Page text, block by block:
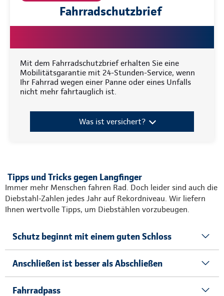
Fahrradschutzbrief
Mit dem Fahrradschutzbrief erhalten Sie eine
Mobilitätsgarantie mit 24-Stunden-Service, wenn
Ihr Fahrrad wegen einer Panne oder eines Unfalls
nicht mehr fahrtauglich ist.
Was ist versichert?
Tipps und Tricks gegen Langfinger
Immer mehr Menschen fahren Rad. Doch leider sind auch die
Diebstahl-Zahlen jedes Jahr auf Rekordniveau. Wir liefern
Ihnen wertvolle Tipps, um Diebstählen vorzubeugen.
Schutz beginnt mit einem guten Schloss
Anschließen ist besser als Abschließen
Fahrradpass